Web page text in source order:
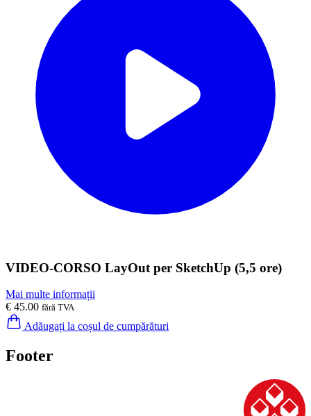
VIDEO-CORSO LayOut per SketchUp (5,5 ore)
Mai multe informații
€ 45.00 fără TVA
Adăugați la coșul de cumpărături
Footer